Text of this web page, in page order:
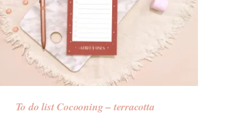
To do list Cocooning – terracotta